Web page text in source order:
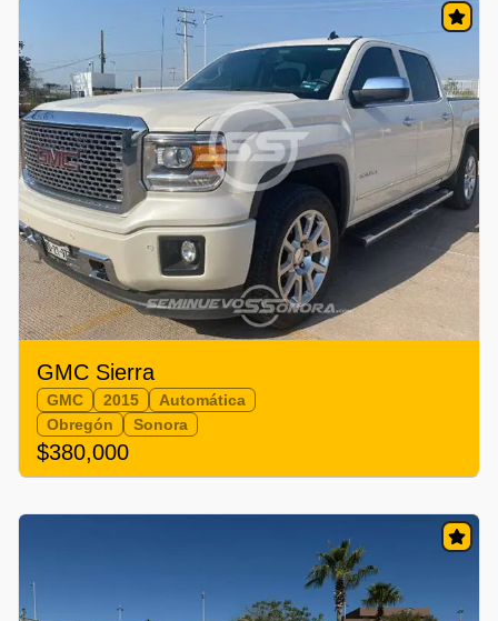
GMC Sierra
GMC 2015
Automática
Obregón
Sonora
$380,000